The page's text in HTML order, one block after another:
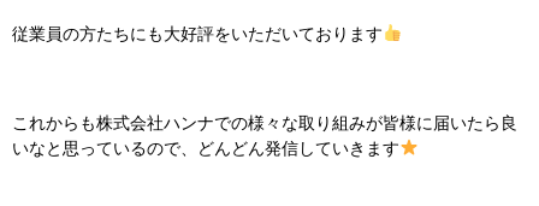
従業員の方たちにも大好評をいただいております
これからも株式会社ハンナでの様々な取り組みが皆様に届いたら良
いなと思っているので、どんどん発信していきます